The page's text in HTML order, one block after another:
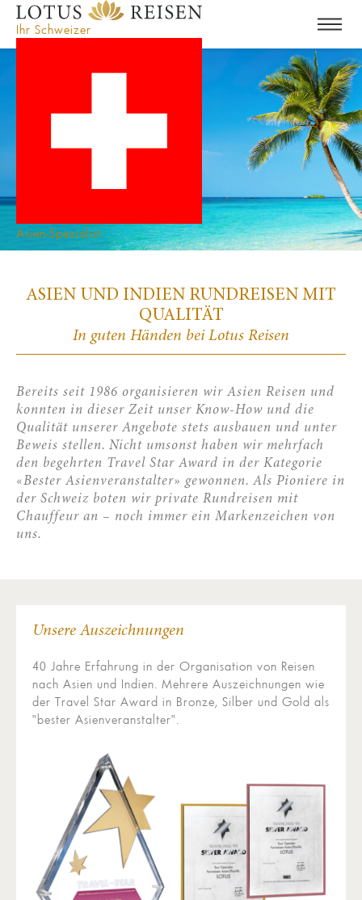
Ihr Schweizer
Asien-Spezialist
ASIEN UND INDIEN RUNDREISEN MIT
QUALITÄT
In guten Händen bei Lotus Reisen
Bereits seit 1986 organisieren wir Asien Reisen und
konnten in dieser Zeit unser Know-How und die
Qualität unserer Angebote stets ausbauen und unter
Beweis stellen. Nicht umsonst haben wir mehrfach
den begehrten Travel Star Award in der Kategorie
«Bester Asienveranstalter» gewonnen. Als Pioniere in
der Schweiz boten wir private Rundreisen mit
Chauffeur an – noch immer ein Markenzeichen von
uns.
Unsere Auszeichnungen
40 Jahre Erfahrung in der Organisation von Reisen
nach Asien und Indien. Mehrere Auszeichnungen wie
der Travel Star Award in Bronze, Silber und Gold als
"bester Asienveranstalter".